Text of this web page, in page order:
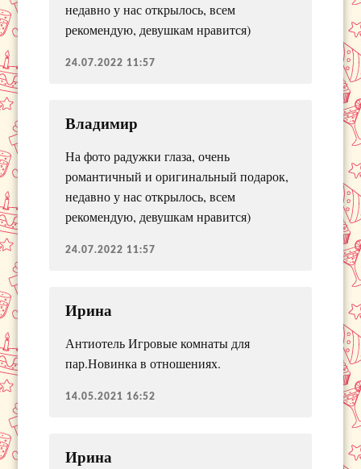
недавно у нас открылось, всем
рекомендую, девушкам нравится)
24.07.2022 11:57
Владимир
На фото радужки глаза, очень
романтичный и оригинальный подарок,
недавно у нас открылось, всем
рекомендую, девушкам нравится)
24.07.2022 11:57
Ирина
Антиотель Игровые комнаты для
пар.Новинка в отношениях.
14.05.2021 16:52
Ирина